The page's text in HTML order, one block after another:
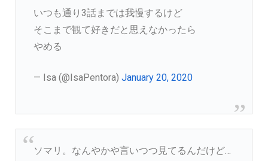
いつも通り3話までは我慢するけど
そこまで観て好きだと思えなかったら
やめる
— Isa (@IsaPentora) January 20, 2020
ソマリ。なんやかや言いつつ見てるんだけど…